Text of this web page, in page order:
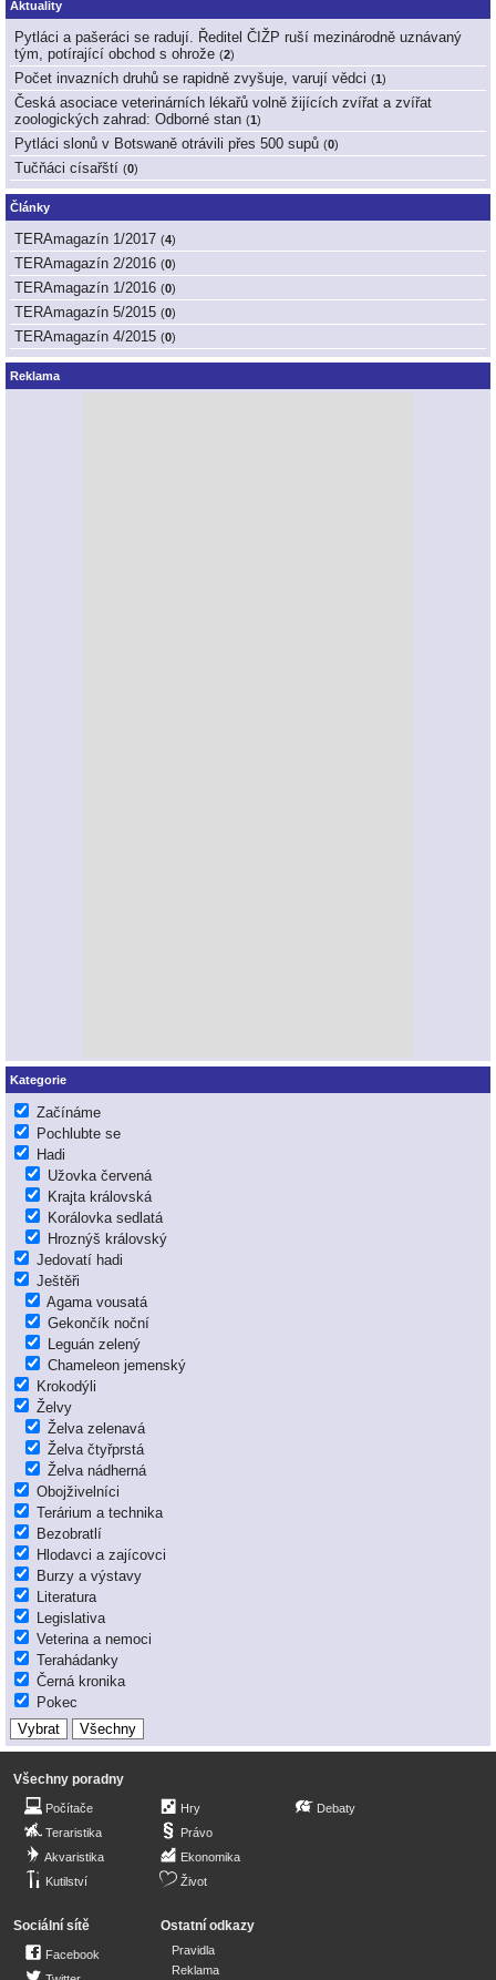
Aktuality
Pytláci a pašeráci se radují. Ředitel ČIŽP ruší mezinárodně uznávaný
tým, potírající obchod s ohrože (2)
Počet invazních druhů se rapidně zvyšuje, varují vědci (1 )
Česká asociace veterinárních lékařů volně žijících zvířat a zvířat
zoologických zahrad: Odborné stan (1 )
Pytláci slonů v Botswaně otrávili přes 500 supů (0)
Tučňáci císařští (0)
Články
TERAmagazín 1/2017 (4)
TERAmagazín 2/2016 (0)
TERAmagazín 1/2016 (0)
TERAmagazín 5/2015 (0)
TERAmagazín 4/2015 (0)
Reklama
Kategorie
Začínáme
Pochlubte se
Hadi
Užovka červená
Krajta královská
Korálovka sedlatá
Hroznýš královský
Jedovatí hadi
Ještěři
Agama vousatá
Gekončík noční
Leguán zelený
Chameleon jemenský
Krokodýli
Želvy
Želva zelenavá
Želva čtyřprstá
Želva nádherná
Obojživelníci
Terárium a technika
Bezobratlí
Hlodavci a zajícovci
Burzy a výstavy
Literatura
Legislativa
Veterina a nemoci
Terahádanky
Černá kronika
Pokec
Všechny poradny
Počítače
Teraristika
Akvaristika
Kutilství
Hry
Právo
Ekonomika
Život
Debaty
Sociální sítě
Facebook
Ostatní odkazy
Pravidla
Reklama